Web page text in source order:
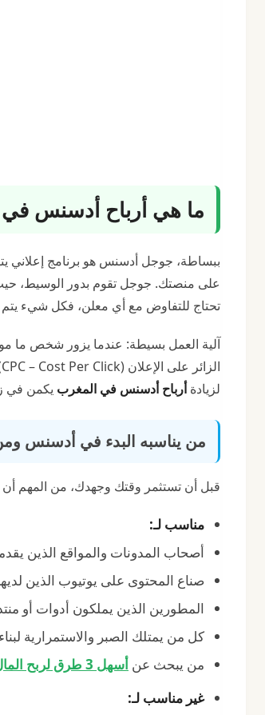
ما هي أرباح أدسنس
ببساطة، جوجل أدسنس هو برنامج إعلاني
على منصتك. جوجل تقوم بدور الوسيط،
تحتاج للتفاوض مع أي معلن، فكل شيء
آلية العمل بسيطة: عندما يزور شخص ما
لزيادةأرباح أدسنس في المغرب يكمن في
من يناسبه البدء في أدسنس
قبل أن تستثمر وقتك وجهدك، من المهم
مناسب لـ:
أصحاب المدونات والمواقع الذين
صناع المحتوى على يوتيوب الذين
المطورين الذين يملكون أدوات أو
كل من يمتلك الصبر والاستمرارية
من يبحث عن أسهل 3 طرق لربح المال من الإنترنت للمبتدئين (مجانية وتبدأ اليوم)
غير مناسب لـ: